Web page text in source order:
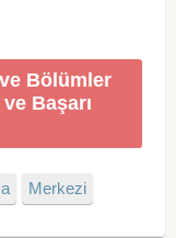
Bölümler
Başarı
Merkezi